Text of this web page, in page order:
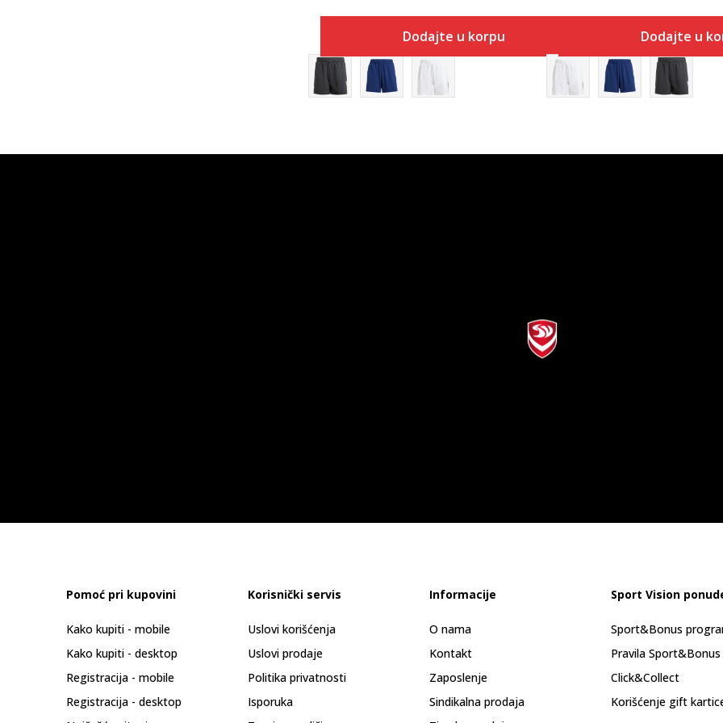
Dodajte u korpu Dodajte u
Pomoć pri kupovini
Kako kupiti - mobile
Kako kupiti - desktop
Registracija - mobile
Registracija - desktop
Korisnički servis
Uslovi korišćenja
Uslovi prodaje
Politika privatnosti
Isporuka
Informacije
O nama
Kontakt
Zaposlenje
Sindikalna prodaja
Sport Vision
Sport&Bonus
Pravila
Click&Collect
Korišćenje gift